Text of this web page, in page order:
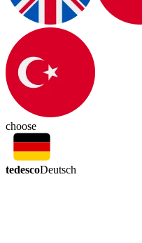
choose
tedescoDeutsch